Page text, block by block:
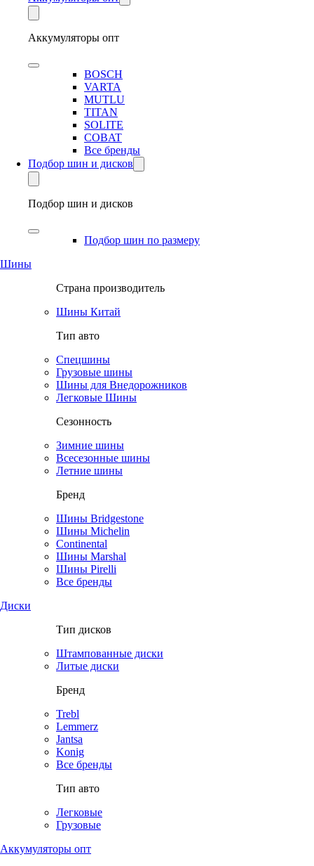
Аккумуляторы опт
BOSCH
VARTA
MUTLU
TITAN
SOLITE
COBAT
Все бренды
Подбор шин и дисков
Подбор шин и дисков
Подбор шин по размеру
Шины
Страна производитель
Шины Китай
Тип авто
Спецшины
Грузовые шины
Шины для Внедорожников
Легковые Шины
Сезонность
Зимние шины
Всесезонные шины
Летние шины
Бренд
Шины Bridgestone
Шины Michelin
Continental
Шины Marshal
Шины Pirelli
Все бренды
Диски
Тип дисков
Штампованные диски
Литые диски
Бренд
Trebl
Lemmerz
Jantsa
Konig
Все бренды
Тип авто
Легковые
Грузовые
Аккумуляторы опт